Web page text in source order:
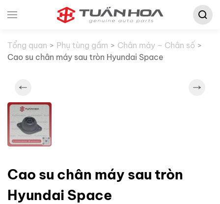
Tìm
Tổng quan
Phụ tùng gầm
Chân máy – Chân số
Cao su chân máy sau tròn Hyundai Space
Cao su chân máy sau tròn
Hyundai Space